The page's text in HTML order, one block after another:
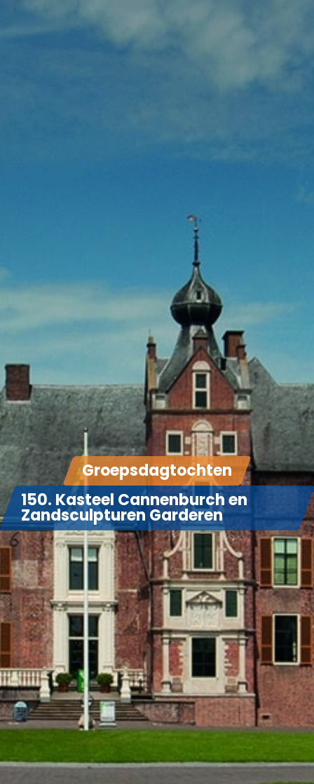
Groepsdagtochten
150. Kasteel Cannenburch en
Zandsculpturen Garderen